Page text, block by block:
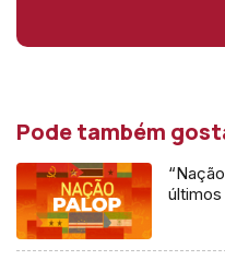
títulos.
Pode também